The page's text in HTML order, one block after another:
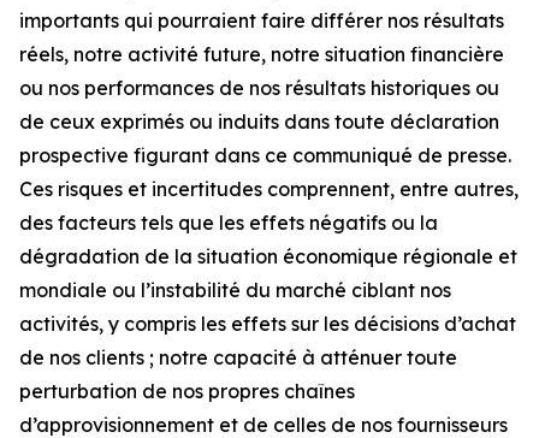
importants qui pourraient faire différer nos résultats
réels, notre activité future, notre situation financière
ou nos performances de nos résultats historiques ou
de ceux exprimés ou induits dans toute déclaration
prospective figurant dans ce communiqué de presse.
Ces risques et incertitudes comprennent, entre autres,
des facteurs tels que les effets négatifs ou la
dégradation de la situation économique régionale et
mondiale ou l’instabilité du marché ciblant nos
activités, y compris les effets sur les décisions d’achat
de nos clients ; notre capacité à atténuer toute
perturbation de nos propres chaînes
d’approvisionnement et de celles de nos fournisseurs